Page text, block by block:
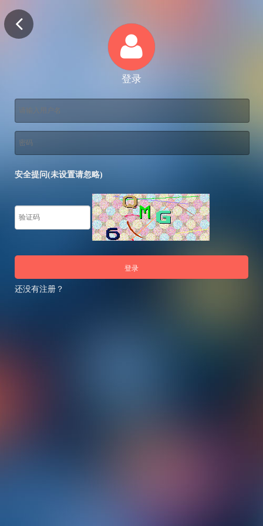
登录
安全提问(未设置请忽略)
登录
还没有注册？